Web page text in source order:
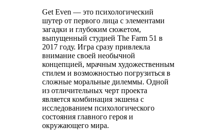
Get Even — это психологический
шутер от первого лица с элементами
загадки и глубоким сюжетом,
выпущенный студией The Farm 51 в
2017 году. Игра сразу привлекла
внимание своей необычной
концепцией, мрачным художественным
стилем и возможностью погрузиться в
сложные моральные дилеммы. Одной
из отличительных черт проекта
является комбинация экшена с
исследованием психологического
состояния главного героя и
окружающего мира.